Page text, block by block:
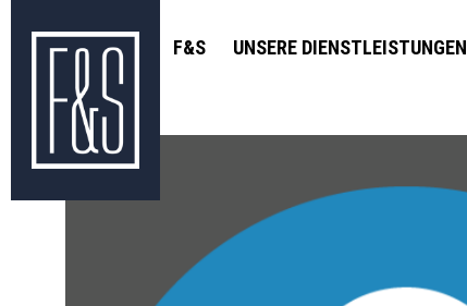
F&S UNSERE DIENSTLEISTUNGEN